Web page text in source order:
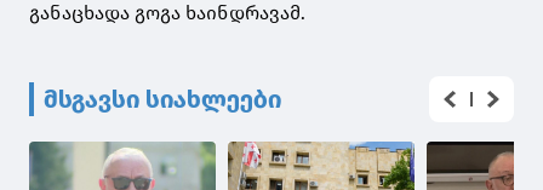
განაცხადა გოგა ხაინდრავამ.
მსგავსი სიახლეები